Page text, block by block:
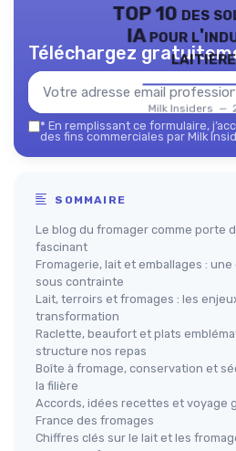
TOP 10 des
IA pour
laitière
Milk Insiders —
Téléchargez
* En remplissant ce formulaire,
des fins commerciales par Milk
SOMMAIRE
Le blog du fromager comme porte
fascinant
Fromagerie, lait et emballages :
sous contrainte
Lait, terroirs et fromages : les
transformation
Raclette, beaufort et plats
structure nos repas
Boîte à fromage, conservation et
la filière
Accords, idées recettes et voyage
France des fromages
Chiffres clés sur le lait et les